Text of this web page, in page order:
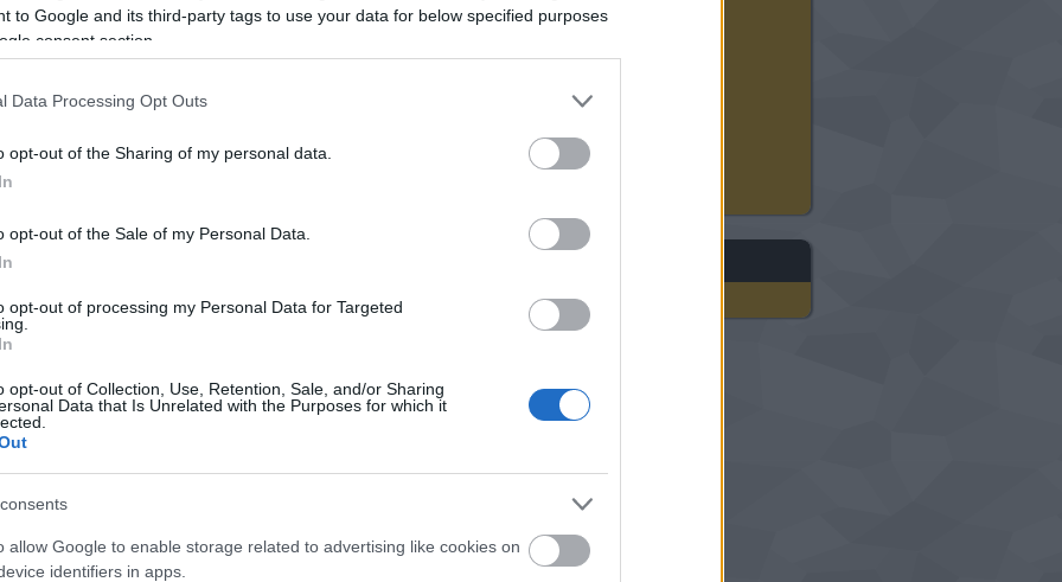
to Google and its third-party tags to use your data for below specified purposes
consent section.
Data Processing Opt Outs
opt-out of the Sharing of my personal data.
opt-out of the Sale of my Personal Data.
opt-out of processing my Personal Data for Targeted
opt-out of Collection, Use, Retention, Sale, and/or Sharing
Data that Is Unrelated with the Purposes for which it
allow Google to enable storage related to advertising like cookies on
identifiers in apps.
2024 augusztus
2024 július
2024 április
2024 március
2024 január
Tovább...
Egyéb
de egyben találékony áramforrásra leltek a csak
angolna „személyében.” A természetes
újraalkotni. A mesterséges angolna szerveiből
különféle alkalmazások hozhatók létre.
E.coli baktériumokkal szétbomlasztott emberi
alkalmas műanyagot. Valódi széklet helyett a
szimuláló „recepttel” dolgoztak. Munkájukkal
Gép Alapítvány
diákja mutatta be szintetikus biológiai projektjét.